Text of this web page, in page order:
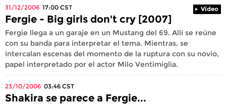
31/12/2006 17:00 CST Vídeo
Fergie - Big girls don't cry [2007]
Fergie llega a un garaje en un Mustang del 69. Allí se reúne
con su banda para interpretar el tema. Mientras, se
intercalan escenas del momento de la ruptura con su novio,
papel interpretado por el actor Milo Ventimiglia.
23/10/2006 03:46 CST
Shakira se parece a Fergie...